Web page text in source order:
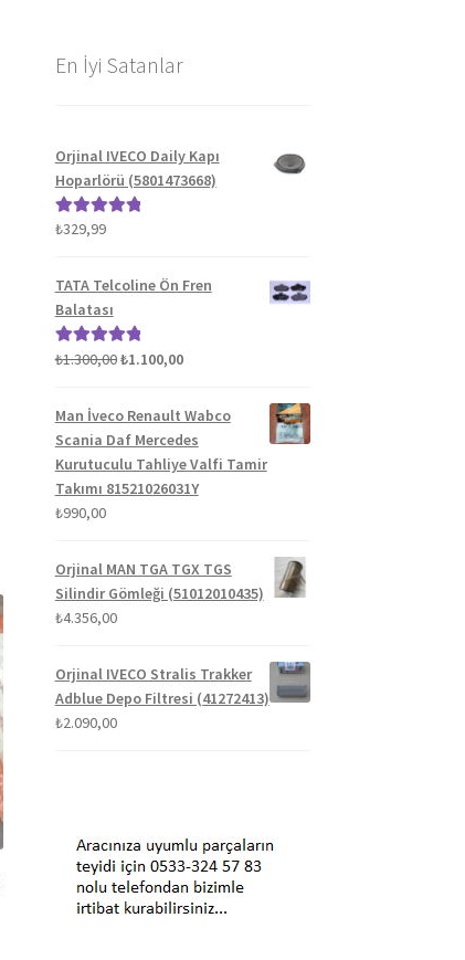
En İyi Satanlar
Orjinal IVECO Daily Kapı
Hoparlörü (5801473668)
5 üzerinden
₺329,99
TATA Telcoline Ön Fren
Balatası
5 üzerinden
₺1.300,00Orijinal
₺1.300,00.
₺1.100,00Şu
fiyat:
₺1.100,00.
Man İveco Renault Wabco
Scania Daf Mercedes
Kurutuculu Tahliye Valfi Tamir
Takımı 81521026031Y
₺990,00
Orjinal MAN TGA TGX TGS
Silindir Gömleği (51012010435)
₺4.356,00
Orjinal IVECO Stralis Trakker
Adblue Depo Filtresi (41272413)
₺2.090,00